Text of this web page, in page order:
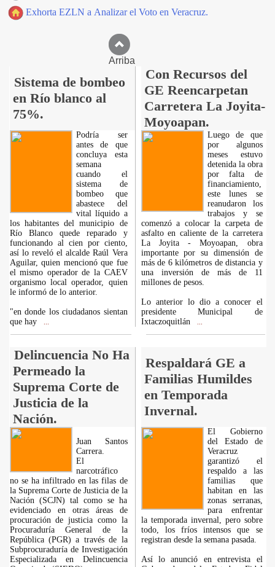
Exhorta EZLN a Analizar el Voto en Veracruz.
Arriba
Sistema de bombeo
en Río blanco al
75%.
Con Recursos del
GE Reencarpetan
Carretera La Joyita-
Moyoapan.
Podría ser
antes de que
concluya esta
semana
cuando el
sistema de
bombeo que
abastece del
vital líquido a
los habitantes del municipio de
Río Blanco quede reparado y
funcionando al cien por ciento,
así lo reveló el alcalde Raúl Vera
Aguilar, quien mencionó que fue
el mismo operador de la CAEV
organismo local operador, quien
le informó de lo anterior.
"en donde los ciudadanos sientan
que hay
Luego de que
por algunos
meses estuvo
detenida la obra
por falta de
financiamiento,
este lunes se
reanudaron los
trabajos y se
comenzó a colocar la carpeta de
asfalto en caliente de la carretera
La Joyita - Moyoapan, obra
importante por su dimensión de
más de 6 kilómetros de distancia y
una inversión de más de 11
millones de pesos.
Lo anterior lo dio a conocer el
presidente Municipal de
Ixtaczoquitlán
Delincuencia No Ha
Permeado la
Suprema Corte de
Justicia de la
Nación.
Respaldará GE a
Familias Humildes
en Temporada
Invernal.
Juan Santos
Carrera.
El
narcotráfico
no se ha infiltrado en las filas de
la Suprema Corte de Justicia de la
Nación (SCJN) tal como se ha
evidenciado en otras áreas de
procuración de justicia como la
Procuraduría General de la
República (PGR) a través de la
Subprocuraduría de Investigación
Especializada en Delincuencia
El Gobierno
del Estado de
Veracruz
garantizó el
respaldo a las
familias que
habitan en las
zonas serranas,
para enfrentar
la temporada invernal, pero sobre
todo, los fríos intensos que se
registran desde la semana pasada.
Así lo anunció en entrevista el